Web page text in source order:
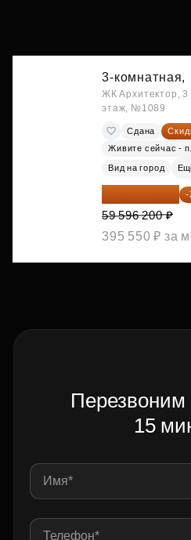
3-комнатная,
ЖК Архитектор, 3
этаж, №1089
Сдана
Живите сейчас -
Вид на город
44 697 150 ₽ -
59 596 200 ₽
395 550 ₽ за
Перезвоним
15